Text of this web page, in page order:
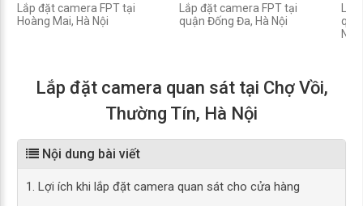
Lắp đặt camera FPT tại
Hoàng Mai, Hà Nội
Lắp đặt camera FPT tại
quận Đống Đa, Hà Nội
Nội
Lắp đặt camera quan sát tại Chợ Vồi,
Thường Tín, Hà Nội
Nội dung bài viết
1. Lợi ích khi lắp đặt camera quan sát cho cửa hàng